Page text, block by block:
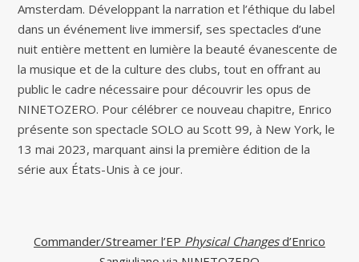
Amsterdam. Développant la narration et l’éthique du label
dans un événement live immersif, ses spectacles d’une
nuit entière mettent en lumière la beauté évanescente de
la musique et de la culture des clubs, tout en offrant au
public le cadre nécessaire pour découvrir les opus de
NINETOZERO. Pour célébrer ce nouveau chapitre, Enrico
présente son spectacle SOLO au Scott 99, à New York, le
13 mai 2023, marquant ainsi la première édition de la
série aux États-Unis à ce jour.
Commander/Streamer l’EP Physical Changesd’Enrico